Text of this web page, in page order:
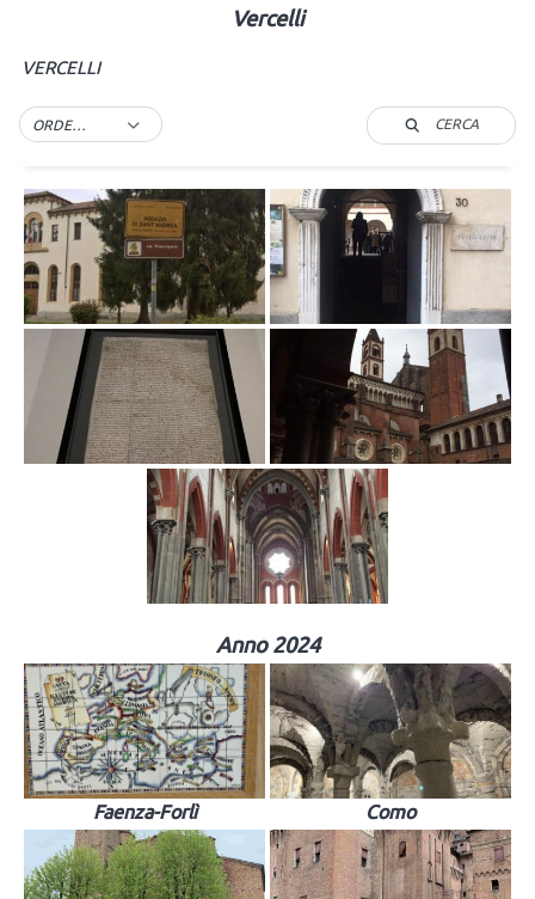
Vercelli
VERCELLI
ORDER BY DEFAULT CERCA
Anno 2024
Faenza-Forlì Como